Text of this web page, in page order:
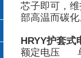
芯子即可，
部高温而碳
HRYY护套式
额定电压 单